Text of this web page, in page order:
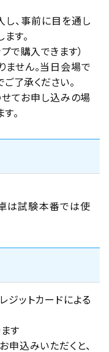
し、事前に目を通し
す。
で購入できます）
ません。当日会場で
了承ください。
せてお申し込みの場
。
は試験本番では使
ジットカードによる
す
込みいただくと、